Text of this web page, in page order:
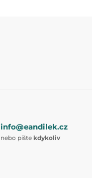
info@eandilek.cz
nebo pište kdykoliv